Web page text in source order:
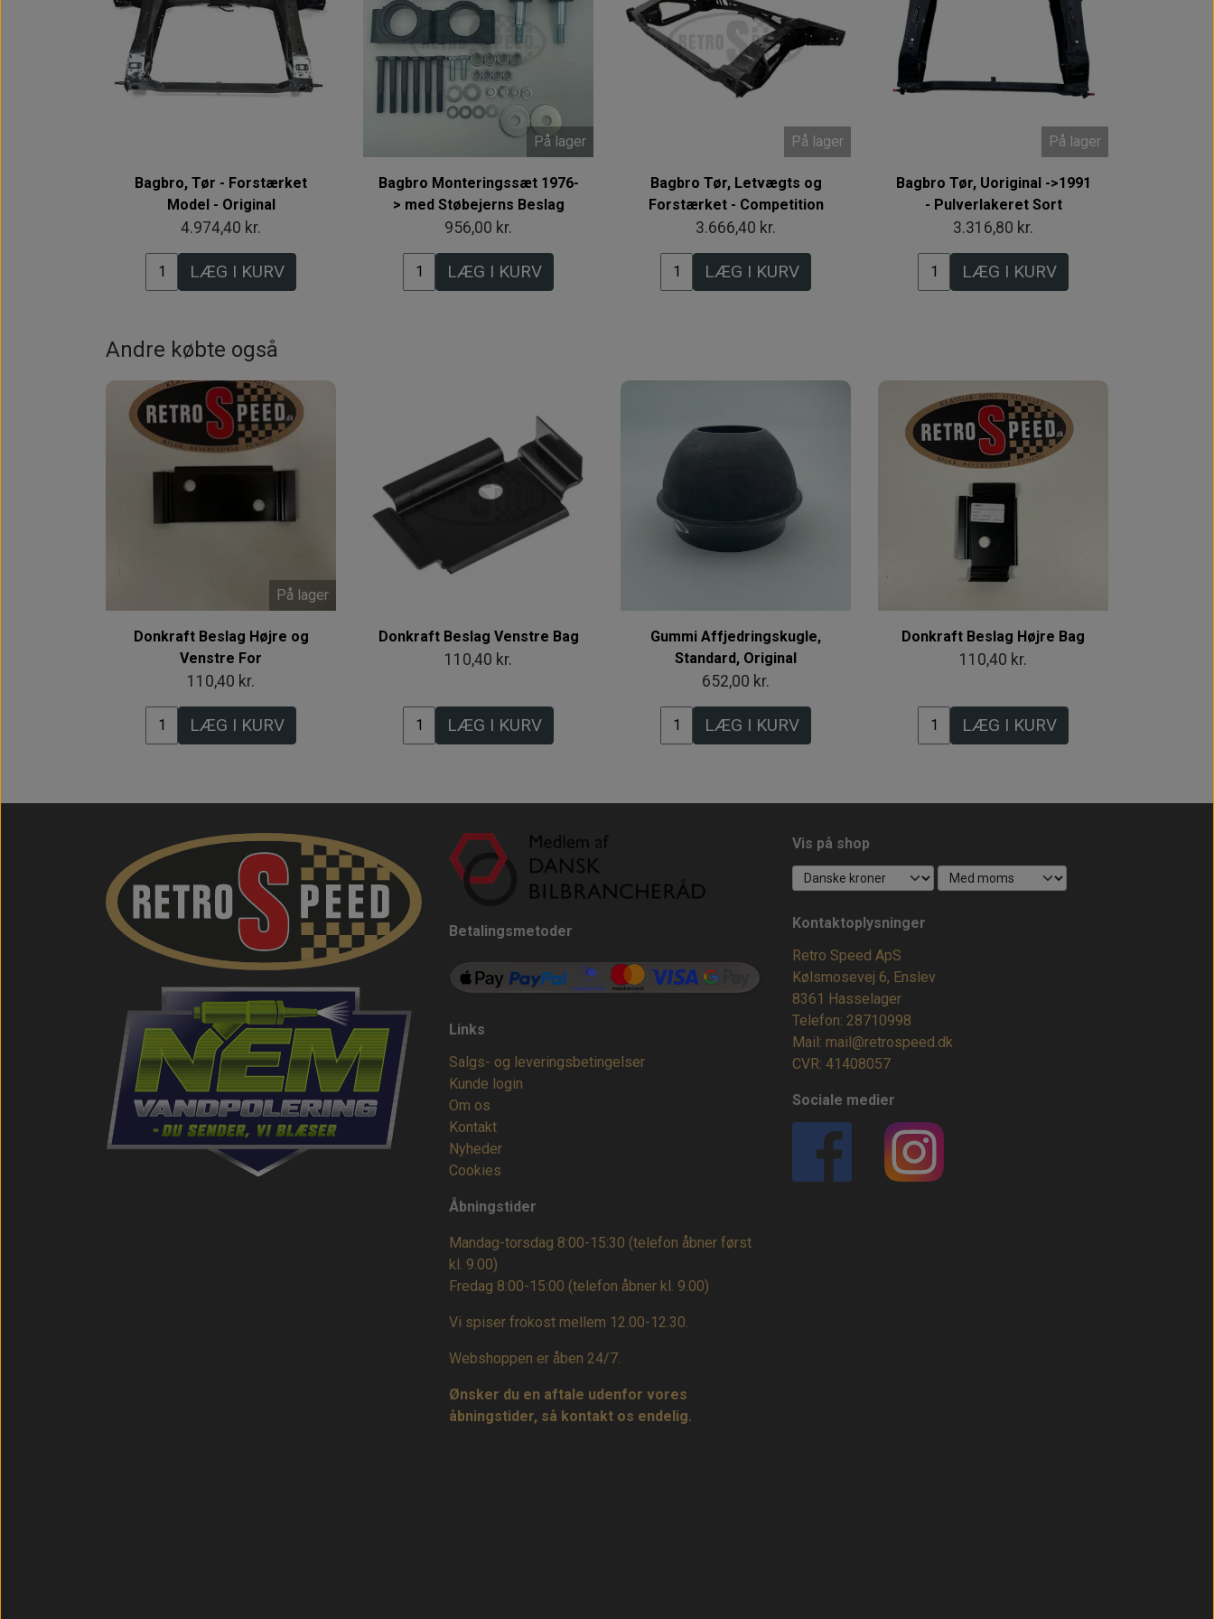
Bagbro, Tør - Forstærket
Model - Original
4.974,40 kr.
LÆG I KURV
På lager
Bagbro Monteringssæt 1976-
> med Støbejerns Beslag
956,00 kr.
LÆG I KURV
På lager
Bagbro Tør, Letvægts og
Forstærket - Competition
3.666,40 kr.
LÆG I KURV
På lager
Bagbro Tør, Uoriginal ->1991
- Pulverlakeret Sort
3.316,80 kr.
LÆG I KURV
Andre købte også
På lager
Donkraft Beslag Højre og
Venstre For
110,40 kr.
LÆG I KURV
Donkraft Beslag Venstre Bag
110,40 kr.
LÆG I KURV
Gummi Affjedringskugle,
Standard, Original
652,00 kr.
LÆG I KURV
Donkraft Beslag Højre Bag
110,40 kr.
LÆG I KURV
Betalingsmetoder
Links
Salgs- og leveringsbetingelser
Kunde login
Om os
Kontakt
Nyheder
Cookies
Åbningstider
Mandag-torsdag 8:00-15:30 (telefon åbner først
kl. 9.00)
Fredag 8:00-15:00 (telefon åbner kl. 9.00)
Vi spiser frokost mellem 12.00-12.30.
Webshoppen er åben 24/7.
Ønsker du en aftale udenfor vores
åbningstider, så kontakt os endelig.
Vis på shop
Kontaktoplysninger
Retro Speed ApS
Kølsmosevej 6, Enslev
8361 Hasselager
Telefon: 28710998
Mail: mail@retrospeed.dk
CVR: 41408057
Sociale medier